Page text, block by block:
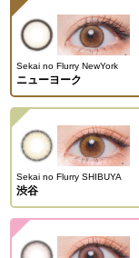
Sekai no Flurry NewYork
ニューヨーク
Sekai no Flurry SHIBUYA
渋谷